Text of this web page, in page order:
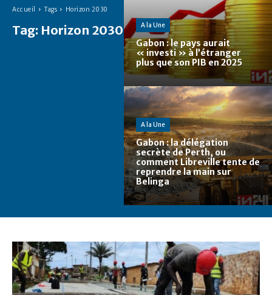
Accueil Tags Horizon 2030
Tag: Horizon 2030 A la Une
Gabon : le pays aurait
« investi » à l’étranger
plus que son PIB en 2025
A la Une
Gabon : la délégation
secrète de Perth, ou
comment Libreville tente de
reprendre la main sur
Belinga